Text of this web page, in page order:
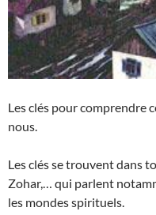
Les clés pour comprendre
nous.
Les clés se trouvent dans
Zohar,… qui parlent
les mondes spirituels.